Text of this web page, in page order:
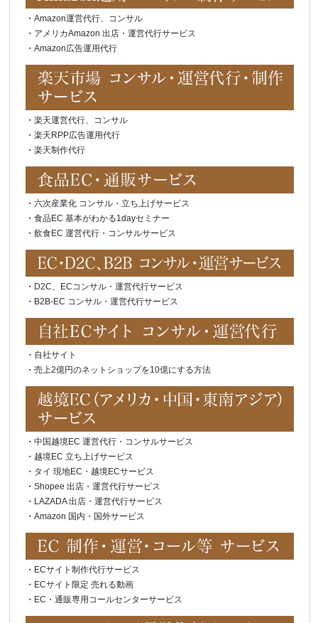
・ Amazon運営代行、コンサル
・ アメリカAmazon 出店・運営代行サービス
・ Amazon広告運用代行
・ 楽天運営代行、コンサル
・ 楽天RPP広告運用代行
・ 楽天制作代行
・ 六次産業化 コンサル・立ち上げサービス
・ 食品EC 基本がわかる1dayセミナー
・ 飲食EC 運営代行・コンサルサービス
・ D2C、ECコンサル・運営代行サービス
・ B2B-EC コンサル・運営代行サービス
・ 自社サイト
・ 売上2億円のネットショップを10億にする方法
・ 中国越境EC 運営代行・コンサルサービス
・ 越境EC 立ち上げサービス
・ タイ 現地EC・越境ECサービス
・ Shopee 出店・運営代行サービス
・ LAZADA 出店・運営代行サービス
・ Amazon 国内・国外サービス
・ ECサイト制作代行サービス
・ ECサイト限定 売れる動画
・ EC・通販専用コールセンターサービス